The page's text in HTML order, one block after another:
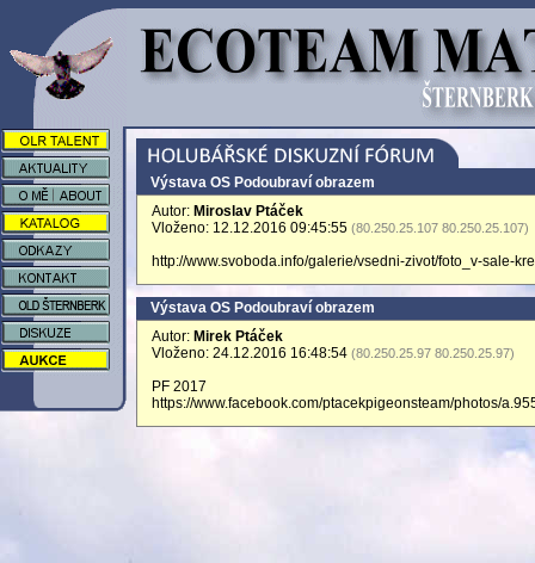
Výstava OS Podoubraví obrazem
Autor: Miroslav Ptáček
Vloženo: 12.12.2016 09:45:55 (80.250.25.107 80.250.25.107)
http://www.svoboda.info/galerie/vsedni-zivot/foto_v-sale-
Výstava OS Podoubraví obrazem
Autor: Mirek Ptáček
Vloženo: 24.12.2016 16:48:54 (80.250.25.97 80.250.25.97)
PF 2017
https://www.facebook.com/ptacekpigeonsteam/photos/